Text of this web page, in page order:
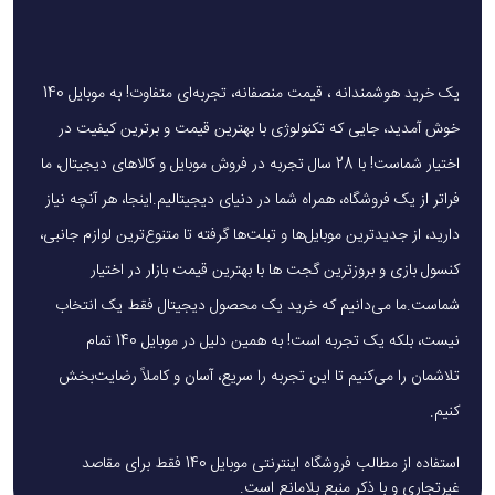
این گوشی دارای گواهینامه IP54 است که در برابر گردوغبار و
پاشش آب مقاوم است، اما در برابر غوطه‌وری در آب مقاوم نیست.
یک خرید هوشمندانه ، قیمت منصفانه، تجربه‌ای متفاوت! به موبایل 140
خوش آمدید، جایی که تکنولوژی با بهترین قیمت و برترین کیفیت در
اختیار شماست! با 28 سال تجربه در فروش موبایل و کالاهای دیجیتال، ما
فراتر از یک فروشگاه، همراه شما در دنیای دیجیتالیم.اینجا، هر آنچه نیاز
دارید، از جدیدترین موبایل‌ها و تبلت‌ها گرفته تا متنوع‌ترین لوازم جانبی،
کنسول بازی و بروزترین گجت ها با بهترین قیمت بازار در اختیار
شماست.ما می‌دانیم که خرید یک محصول دیجیتال فقط یک انتخاب
نیست، بلکه یک تجربه است! به همین دلیل در موبایل 140 تمام
تلاشمان را می‌کنیم تا این تجربه را سریع، آسان و کاملاً رضایت‌بخش
کنیم.
استفاده از مطالب فروشگاه اینترنتی موبایل 140 فقط برای مقاصد
غیرتجاری و با ذکر منبع بلامانع است.